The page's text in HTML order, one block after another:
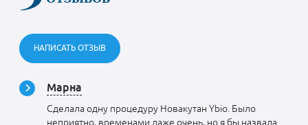
НАПИСАТЬ ОТЗЫВ
Марна
Сделала одну процедуру Новакутан Ybio. Было
неприятно, временами даже очень, но я бы назвала